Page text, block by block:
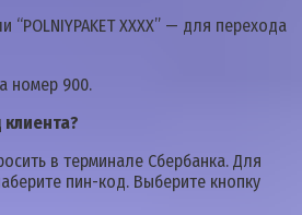
XXXX” — для перехода
номер 900.
клиента?
в терминале Сбербанка. Для
пин-код. Выберите кнопку